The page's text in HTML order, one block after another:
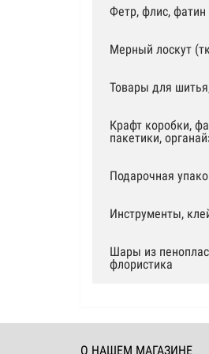
Фетр, флис, фатин
Мерный лоскут
Товары для
Крафт коробки,
пакетики,
Подарочная
Инструменты,
Шары из
флористика
О НАШЕМ МАГАЗИНЕ